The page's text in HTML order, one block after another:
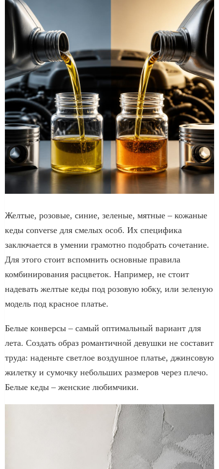
Желтые, розовые, синие, зеленые, мятные – кожаные
кеды converse для смелых особ. Их специфика
заключается в умении грамотно подобрать сочетание.
Для этого стоит вспомнить основные правила
комбинирования расцветок. Например, не стоит
надевать желтые кеды под розовую юбку, или зеленую
модель под красное платье.
Белые конверсы – самый оптимальный вариант для
лета. Создать образ романтичной девушки не составит
труда: наденьте светлое воздушное платье, джинсовую
жилетку и сумочку небольших размеров через плечо.
Белые кеды – женские любимчики.